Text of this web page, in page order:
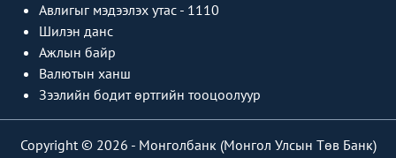
Авлигыг мэдээлэх утас - 1110
Шилэн данс
Ажлын байр
Валютын ханш
Зээлийн бодит өртгийн тооцоолуур
Copyright © 2026 - Монголбанк (Монгол Улсын Төв Банк)